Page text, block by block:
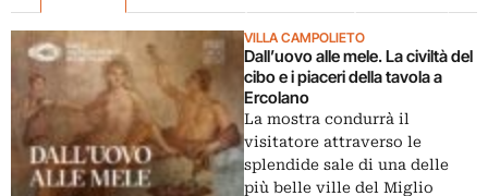
VILLA CAMPOLIETO
Dall’uovo alle mele. La civiltà del
cibo e i piaceri della tavola a
Ercolano
La mostra condurrà il
visitatore attraverso le
splendide sale di una delle
più belle ville del Miglio